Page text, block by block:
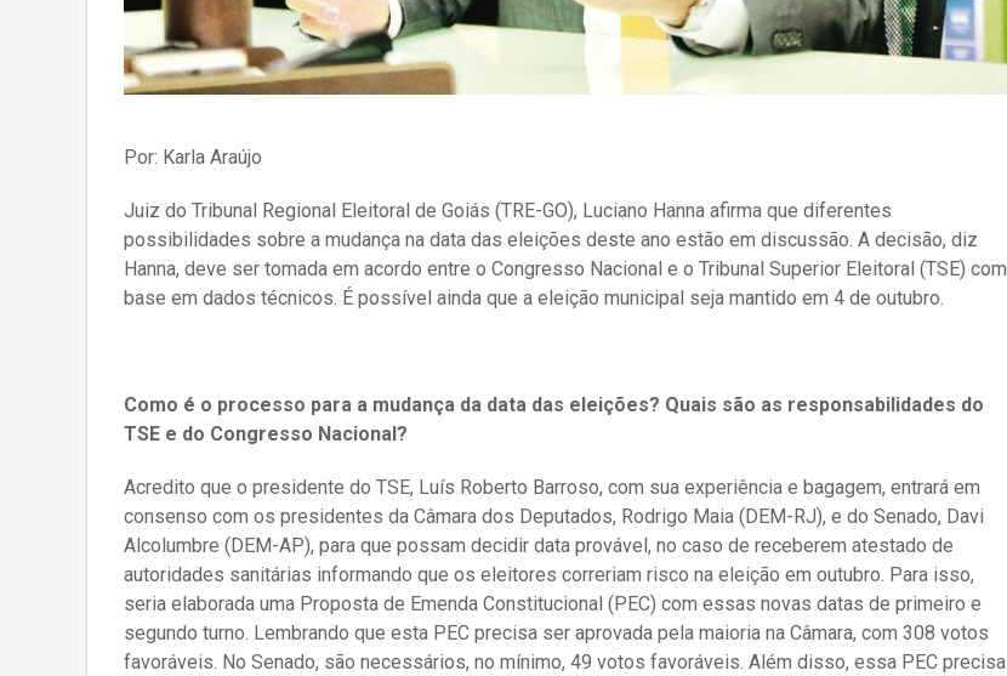
Por: Karla Araújo
Juiz do Tribunal Regional Eleitoral de Goiás (TRE-GO), Luciano Hanna afirma que diferentes
possibilidades sobre a mudança na data das eleições deste ano estão em discussão. A decisão, diz
Hanna, deve ser tomada em acordo entre o Congresso Nacional e o Tribunal Superior Eleitoral (TSE) com
base em dados técnicos. É possível ainda que a eleição municipal seja mantido em 4 de outubro.
Como é o processo para a mudança da data das eleições? Quais são as responsabilidades do
TSE e do Congresso Nacional?
Acredito que o presidente do TSE, Luís Roberto Barroso, com sua experiência e bagagem, entrará em
consenso com os presidentes da Câmara dos Deputados, Rodrigo Maia (DEM-RJ), e do Senado, Davi
Alcolumbre (DEM-AP), para que possam decidir data provável, no caso de receberem atestado de
autoridades sanitárias informando que os eleitores correriam risco na eleição em outubro. Para isso,
seria elaborada uma Proposta de Emenda Constitucional (PEC) com essas novas datas de primeiro e
segundo turno. Lembrando que esta PEC precisa ser aprovada pela maioria na Câmara, com 308 votos
favoráveis. No Senado, são necessários, no mínimo, 49 votos favoráveis. Além disso, essa PEC precisa